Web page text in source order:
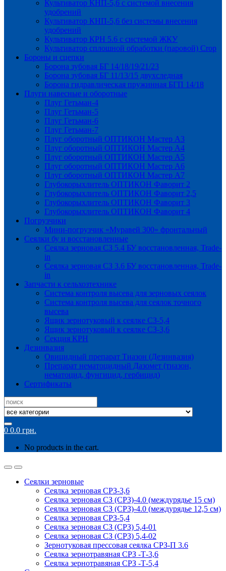
Культиватор КНП-5,6 с системой внесения
удобрений
Культиватор КНП-5,6 без системы внесения
удобрений
Культиватор КРН 5.6 с системой ЖКУ
Культиватор сплошной обработки (паровой) Crop
Бороны и сцепки
Борона зубовая БГ 14/18/19/21/23
Борона зубовая БГ 11/13/15 двухследная
Борона гидравлическая пружинная БГП 14/18
Плуги навесные и оборотные
Плуг Гетьман-4
Плуг Гетьман-5
Плуг Гетьман-6
Плуг Гетьман-7
Плуг оборотный ОПТИКОН Мастер А3
Плуг оборотный ОПТИКОН Мастер А4
Плуг оборотный ОПТИКОН Мастер А5
Плуг оборотный ОПТИКОН Мастер А6
Плуг оборотный ОПТИКОН Мастер А7
Глубокорыхлитель ОПТИКОН Фаворит 2
Глубокорыхлитель ОПТИКОН Фаворит 2,5
Глубокорыхлитель ОПТИКОН Фаворит 3
Глубокорыхлитель ОПТИКОН Фаворит 4
Погрузчики
Мини-погрузчик «Муравей 300» фронтальный
Сеялки бу и восстановленные
Сеялка зерновая СЗ 5.4 БУ восстановленная, Trade-
in
Сеялка зерновая СЗ 3.6 БУ восстановленная, Trade-
in
Запчасти к сельхозтехнике
Система контроля высева для зерновых сеялок
Система контроля высева для сеялок точного
высева
Ящик зернотуковый к сеялке СЗ-5,4
Ящик зернотуковый к сеялке СЗ-3,6
Секция КРН
Дезинвазия
Овицидный препарат Тиазон (Дезинвазия)
Препарат нематоцидный Дазомет (тиазон,
нематоцид, фунгицид, гербицид)
Сертификаты
Search
for:
0 0.0 грн.
No products in the cart.
Сеялки зерновые
Сеялка зерновая СРЗ-3,6
Сеялка зерновая СЗ (СРЗ)-4.0 (междурядье 15 см)
Сеялка зерновая СЗ (СРЗ)-4.0 (междурядье 12,5 см)
Сеялка зерновая СРЗ-5,4
Сеялка зерновая СЗ (СРЗ) 5,4-01
Сеялка зерновая СЗ (СРЗ) 5,4-02
Зернотуковая прессовая сеялка СРЗ-П 3.6
Сеялка зернотравяная СРЗ -Т-3,6
Сеялка зернотравяная СРЗ -Т-5,4